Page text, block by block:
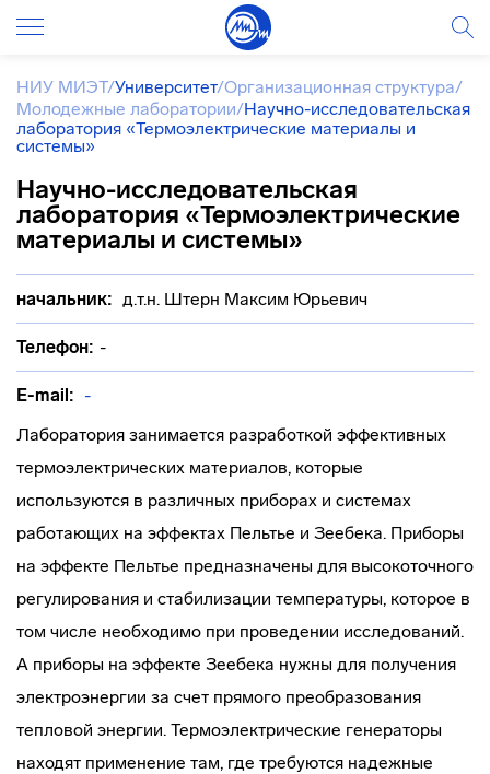
НИУ МИЭТ/Университет/Организационная структура/
Молодежные лаборатории/Научно-исследовательская
лаборатория «Термоэлектрические материалы и
системы»
Научно-исследовательская
лаборатория «Термоэлектрические
материалы и системы»
начальник: д.т.н. Штерн Максим Юрьевич
Телефон: -
E-mail: -
Лаборатория занимается разработкой эффективных
термоэлектрических материалов, которые
используются в различных приборах и системах
работающих на эффектах Пельтье и Зеебека. Приборы
на эффекте Пельтье предназначены для высокоточного
регулирования и стабилизации температуры, которое в
том числе необходимо при проведении исследований.
А приборы на эффекте Зеебека нужны для получения
электроэнергии за счет прямого преобразования
тепловой энергии. Термоэлектрические генераторы
находят применение там, где требуются надежные